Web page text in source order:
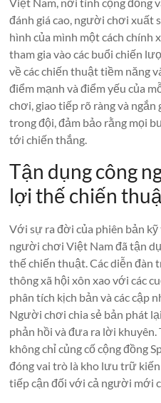
đánh giá cao, người chơi xuất
hình của mình một cách chính
tham gia vào các buổi chiến
về các chiến thuật tiềm năng
điểm mạnh và điểm yếu của
chơi, giao tiếp rõ ràng và
trong đội, đảm bảo rằng mọi
tới chiến thắng.
Tận dụng công
lợi thế chiến
Với sự ra đời của phiên bản kỹ
người chơi Việt Nam đã tận
thế chiến thuật. Các diễn đàn
thông xã hội xôn xao với các
phân tích kịch bản và các cập
Người chơi chia sẻ bản phát
phản hồi và đưa ra lời
không chỉ củng cố cộng đồng
đóng vai trò là kho lưu trữ
tiếp cận đối với cả người mới